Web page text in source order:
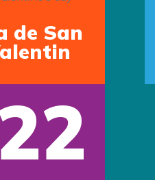
de San